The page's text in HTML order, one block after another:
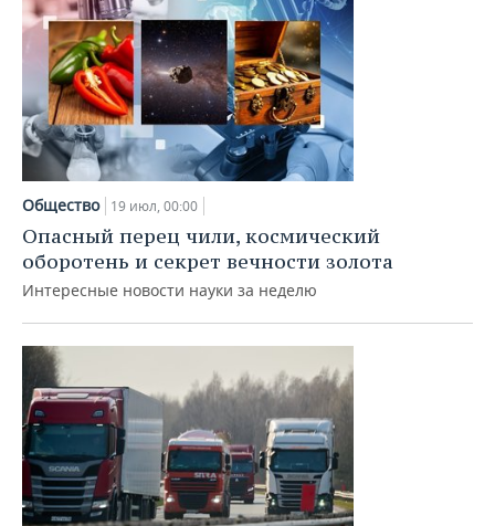
Общество 19 июл, 00:00
Опасный перец чили, космический
оборотень и секрет вечности золота
Интересные новости науки за неделю